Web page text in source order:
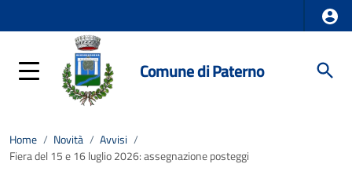
Comune di Paterno
Home / Novità / Avvisi /
Fiera del 15 e 16 luglio 2026: assegnazione posteggi